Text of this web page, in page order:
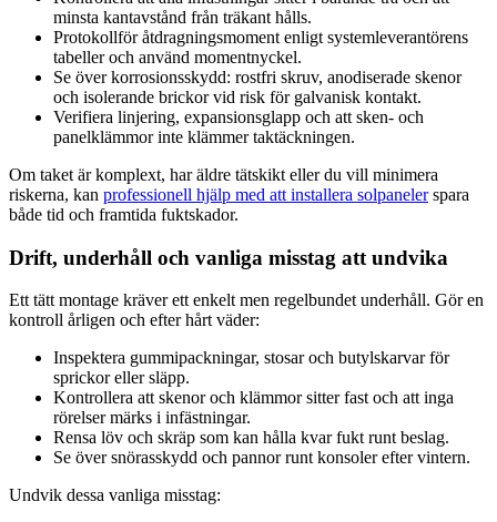
minsta kantavstånd från träkant hålls.
Protokollför åtdragningsmoment enligt systemleverantörens
tabeller och använd momentnyckel.
Se över korrosionsskydd: rostfri skruv, anodiserade skenor
och isolerande brickor vid risk för galvanisk kontakt.
Verifiera linjering, expansionsglapp och att sken- och
panelklämmor inte klämmer taktäckningen.
Om taket är komplext, har äldre tätskikt eller du vill minimera
riskerna, kan professionell hjälp med att installera solpanelerspara
både tid och framtida fuktskador.
Drift, underhåll och vanliga misstag att undvika
Ett tätt montage kräver ett enkelt men regelbundet underhåll. Gör en
kontroll årligen och efter hårt väder:
Inspektera gummipackningar, stosar och butylskarvar för
sprickor eller släpp.
Kontrollera att skenor och klämmor sitter fast och att inga
rörelser märks i infästningar.
Rensa löv och skräp som kan hålla kvar fukt runt beslag.
Se över snörasskydd och pannor runt konsoler efter vintern.
Undvik dessa vanliga misstag: